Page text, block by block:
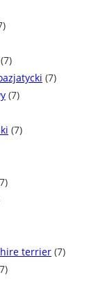
(7)
(7)
(7)
(7)
terrier (7)